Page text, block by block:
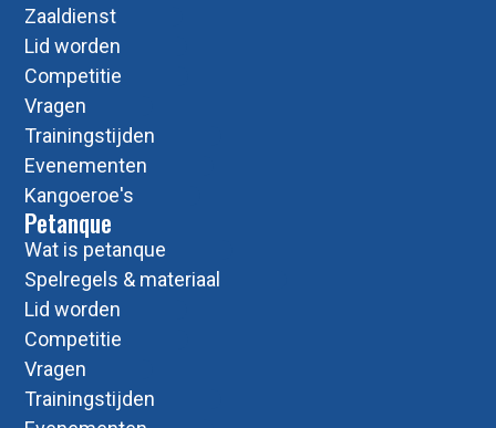
Zaaldienst
Lid worden
Competitie
Vragen
Trainingstijden
Evenementen
Kangoeroe's
Petanque
Wat is petanque
Spelregels & materiaal
Lid worden
Competitie
Vragen
Trainingstijden